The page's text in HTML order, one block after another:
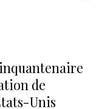
de
Unis